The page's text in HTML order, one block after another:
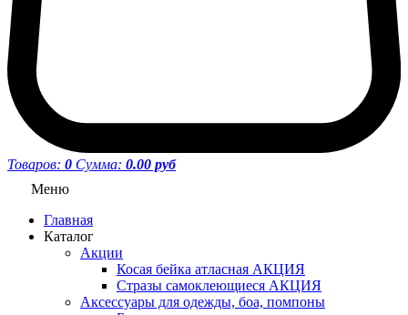
Товаров: 0 Сумма: 0.00 руб
Меню
Главная
Каталог
Акции
Косая бейка атласная АКЦИЯ
Стразы самоклеющиеся АКЦИЯ
Аксессуары для одежды, боа, помпоны